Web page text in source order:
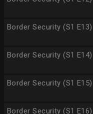
Border Security (S1 E13)
Border Security (S1 E14)
Border Security (S1 E15)
Border Security (S1 E16)